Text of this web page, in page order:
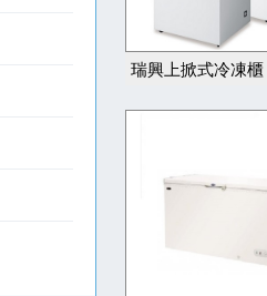
瑞興上掀式冷凍櫃